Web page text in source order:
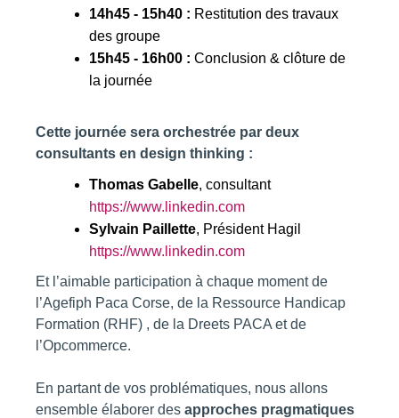
14h45 - 15h40 : Restitution des travaux
des groupe
15h45 - 16h00 : Conclusion & clôture de
la journée
Cette journée sera orchestrée par deux
consultants en design thinking :
Thomas Gabelle, consultant
https://www.linkedin.com
Sylvain Paillette, Président Hagil
https://www.linkedin.com
Et l’aimable participation à chaque moment de
l’Agefiph Paca Corse, de la Ressource Handicap
Formation (RHF) , de la Dreets PACA et de
l’Opcommerce.
En partant de vos problématiques, nous allons
ensemble élaborer des approches pragmatiques